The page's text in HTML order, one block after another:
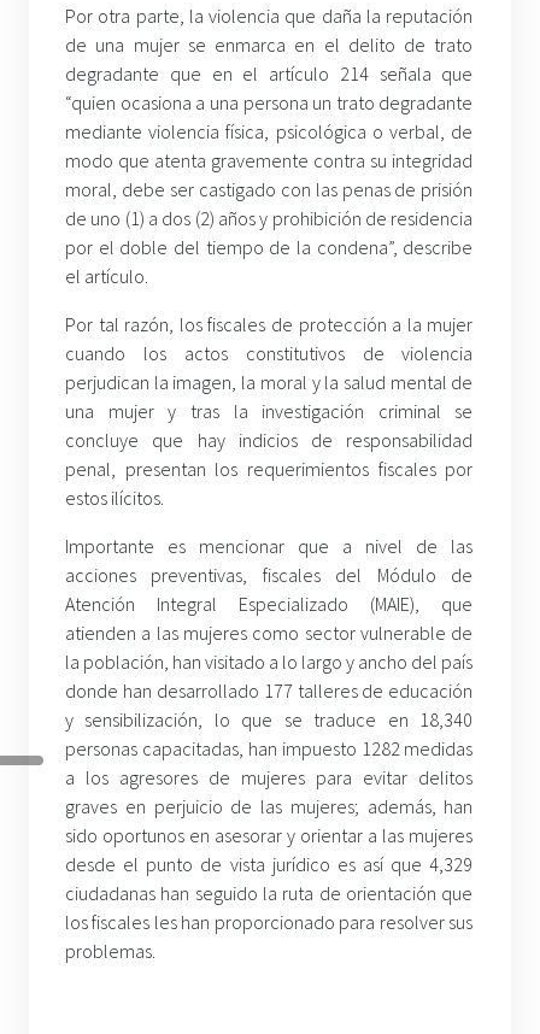
Por otra parte, la violencia que daña la reputación
de una mujer se enmarca en el delito de trato
degradante que en el artículo 214 señala que
“quien ocasiona a una persona un trato degradante
mediante violencia física, psicológica o verbal, de
modo que atenta gravemente contra su integridad
moral, debe ser castigado con las penas de prisión
de uno (1) a dos (2) años y prohibición de residencia
por el doble del tiempo de la condena”, describe
el artículo.
Por tal razón, los fiscales de protección a la mujer
cuando los actos constitutivos de violencia
perjudican la imagen, la moral y la salud mental de
una mujer y tras la investigación criminal se
concluye que hay indicios de responsabilidad
penal, presentan los requerimientos fiscales por
estos ilícitos.
Importante es mencionar que a nivel de las
acciones preventivas, fiscales del Módulo de
Atención Integral Especializado (MAIE), que
atienden a las mujeres como sector vulnerable de
la población, han visitado a lo largo y ancho del país
donde han desarrollado 177 talleres de educación
y sensibilización, lo que se traduce en 18,340
personas capacitadas, han impuesto 1282 medidas
a los agresores de mujeres para evitar delitos
graves en perjuicio de las mujeres; además, han
sido oportunos en asesorar y orientar a las mujeres
desde el punto de vista jurídico es así que 4,329
ciudadanas han seguido la ruta de orientación que
los fiscales les han proporcionado para resolver sus
problemas.